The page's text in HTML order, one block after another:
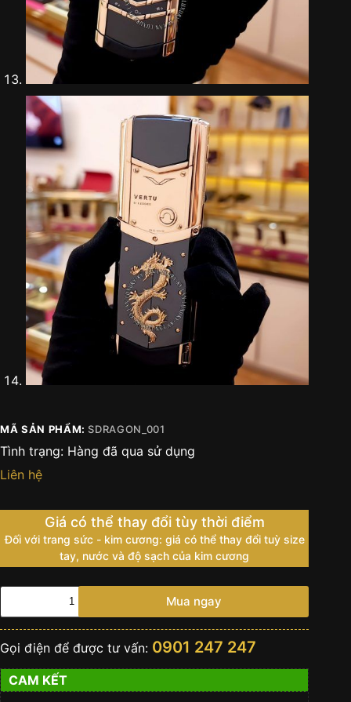
MÃ SẢN PHẨM:SDRAGON_001
Tình trạng: Hàng đã qua sử dụng
Liên hệ
Giá có thể thay đổi tùy thời điểm
Đối với trang sức - kim cương: giá có thể thay đổi tuỳ size
tay, nước và độ sạch của kim cương
Vertu
S
Dragon
số
lượng
Mua ngay
Gọi điện để được tư vấn: 0901 247 247
CAM KẾT